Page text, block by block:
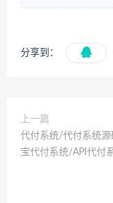
分享到：
上一篇
代付系统/代付系统
宝代付系统/API代付